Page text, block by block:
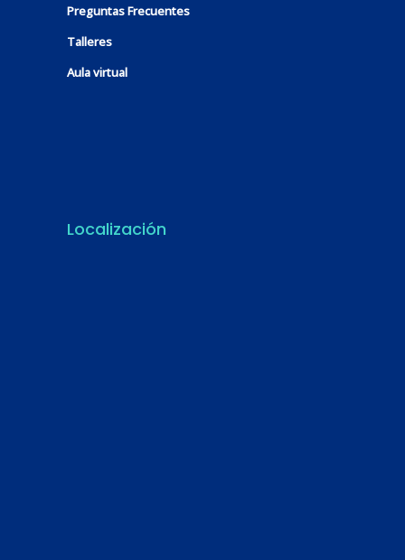
Preguntas Frecuentes
Talleres
Aula virtual
Localización